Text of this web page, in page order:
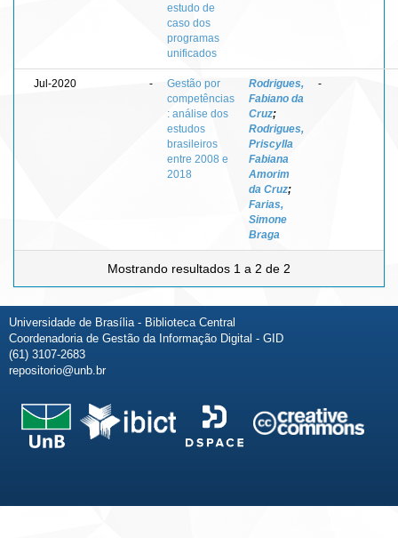
estudo de
caso dos
programas
unificados
Jul-2020 -
Gestão por
competências
: análise dos
estudos
brasileiros
entre 2008 e
2018
Rodrigues,
Fabiano da
Cruz;
Rodrigues,
Priscylla
Fabiana
Amorim
da Cruz;
Farias,
Simone
Braga
-
Mostrando resultados 1 a 2 de 2
Universidade de Brasília - Biblioteca Central
Coordenadoria de Gestão da Informação Digital - GID
(61) 3107-2683
repositorio@unb.br